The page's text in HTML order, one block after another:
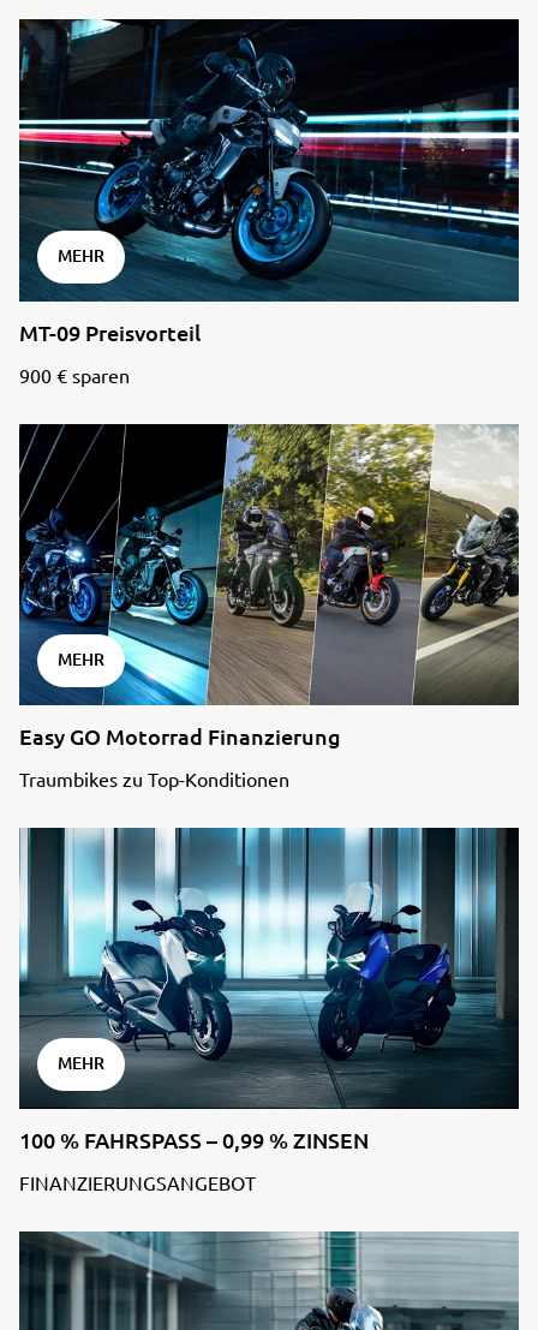
MEHR
MT-09 Preisvorteil
900 € sparen
MEHR
Easy GO Motorrad Finanzierung
Traumbikes zu Top-Konditionen
MEHR
100 % FAHRSPASS – 0,99 % ZINSEN
FINANZIERUNGSANGEBOT